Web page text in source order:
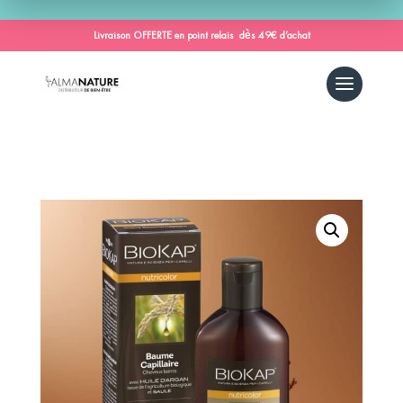
Livraison OFFERTE en point relais dès 49€ d’achat